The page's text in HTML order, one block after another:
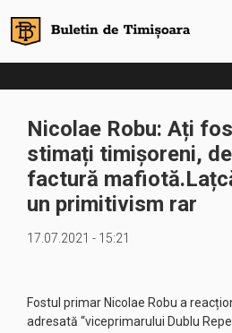
Nicolae Robu: Ați
stimați timișoreni,
factură
un primitivism rar
17.07.2021 - 15:21
Fostul primar Nicolae Robu a
adresată “viceprimarului Dublu